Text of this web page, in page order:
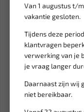
Van 1 augustus t/
vakantie gesloten.
Tijdens deze
klantvragen
verwerking van je
je vraag langer
Daarnaast zijn wij
niet bereikbaar.
FORCE Draagbare
gereedschapskoffer
(leeg)...
Ex. btw: € 84,58